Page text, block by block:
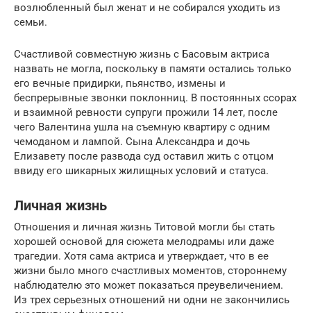
возлюбленный был женат и не собирался уходить из
семьи.
Счастливой совместную жизнь с Басовым актриса
назвать не могла, поскольку в памяти остались только
его вечные придирки, пьянство, измены и
беспрерывные звонки поклонниц. В постоянных ссорах
и взаимной ревности супруги прожили 14 лет, после
чего Валентина ушла на съемную квартиру с одним
чемоданом и лампой. Сына Александра и дочь
Елизавету после развода суд оставил жить с отцом
ввиду его шикарных жилищных условий и статуса.
Личная жизнь
Отношения и личная жизнь Титовой могли бы стать
хорошей основой для сюжета мелодрамы или даже
трагедии. Хотя сама актриса и утверждает, что в ее
жизни было много счастливых моментов, стороннему
наблюдателю это может показаться преувеличением.
Из трех серьезных отношений ни одни не закончились